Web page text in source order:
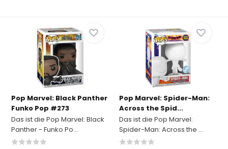
Pop Marvel: Black Panther
Funko Pop #273
Das ist die Pop Marvel: Black
Panther - Funko Po...
Pop Marvel: Spider-Man:
Across the Spid...
Das ist die Pop Marvel:
Spider-Man: Across the ...